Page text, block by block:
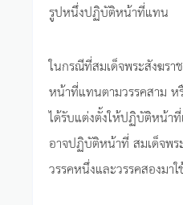
รูปหนึ่งปฏิบัติหน้าที่แทน
ในกรณีที่สมเด็จพระสังฆร
หน้าที่แทนตามวรรคสาม ห
ได้รับแต่งตั้งให้ปฏิบัติหน้า
อาจปฏิบัติหน้าที่ สมเด็จพร
วรรคหนึ่งและวรรคสองมา